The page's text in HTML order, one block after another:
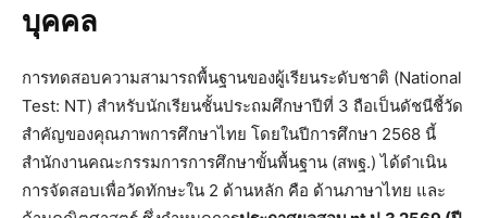
บุคคล
การทดสอบความสามารถพื้นฐานของผู้เรียนระดับชาติ (National
Test: NT) สำหรับนักเรียนชั้นประถมศึกษาปีที่ 3 ถือเป็นดัชนีชี้วัด
สำคัญของคุณภาพการศึกษาไทย โดยในปีการศึกษา 2568 นี้
สำนักงานคณะกรรมการการศึกษาขั้นพื้นฐาน (สพฐ.) ได้ดำเนิน
การจัดสอบเพื่อวัดทักษะใน 2 ด้านหลัก คือ ด้านภาษาไทย และ